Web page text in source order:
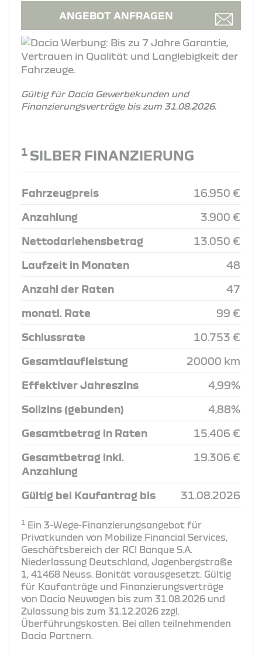
ANGEBOT ANFRAGEN
Gültig für Dacia Gewerbekunden und
Finanzierungsverträge bis zum 31.08.2026.
1 SILBER FINANZIERUNG
Fahrzeugpreis 16.950 €
Anzahlung 3.900 €
Nettodarlehensbetrag 13.050 €
Laufzeit in Monaten 48
Anzahl der Raten 47
monatl. Rate 99 €
Schlussrate 10.753 €
Gesamtlaufleistung 20000 km
Effektiver Jahreszins 4,99%
Sollzins (gebunden) 4,88%
Gesamtbetrag in Raten 15.406 €
Gesamtbetrag inkl.
Anzahlung
19.306 €
Gültig bei Kaufantrag bis 31.08.2026
1 Ein 3-Wege-Finanzierungsangebot für
Privatkunden von Mobilize Financial Services,
Geschäftsbereich der RCI Banque S.A.
Niederlassung Deutschland, Jagenbergstraße
1, 41468 Neuss. Bonität vorausgesetzt. Gültig
für Kaufanträge und Finanzierungsverträge
von Dacia Neuwagen bis zum 31.08.2026 und
Zulassung bis zum 31.12.2026 zzgl.
Überführungskosten. Bei allen teilnehmenden
Dacia Partnern.